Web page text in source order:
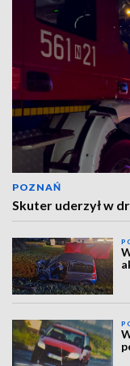
POZNAŃ
Skuter uderzył w